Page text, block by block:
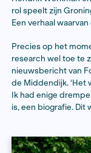
Werkman,
natuurboeken.
áls ze dat al
achternamen
was. Het leven
Daarom
Hendrik
zijn opa en